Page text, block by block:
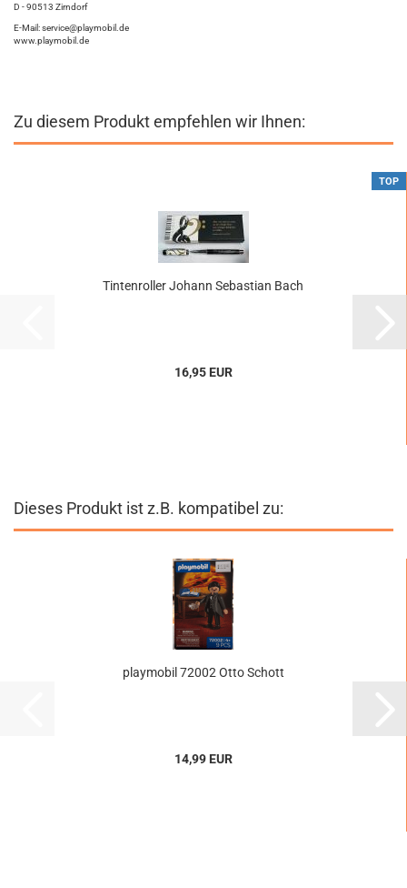
D - 90513 Zirndorf
E-Mail: service@playmobil.de
www.playmobil.de
Zu diesem Produkt empfehlen wir Ihnen:
TOP
Tintenroller Johann Sebastian Bach
16,95 EUR
Dieses Produkt ist z.B. kompatibel zu:
playmobil 72002 Otto Schott
14,99 EUR